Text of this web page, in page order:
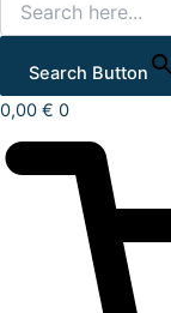
Search Button
0,00 € 0